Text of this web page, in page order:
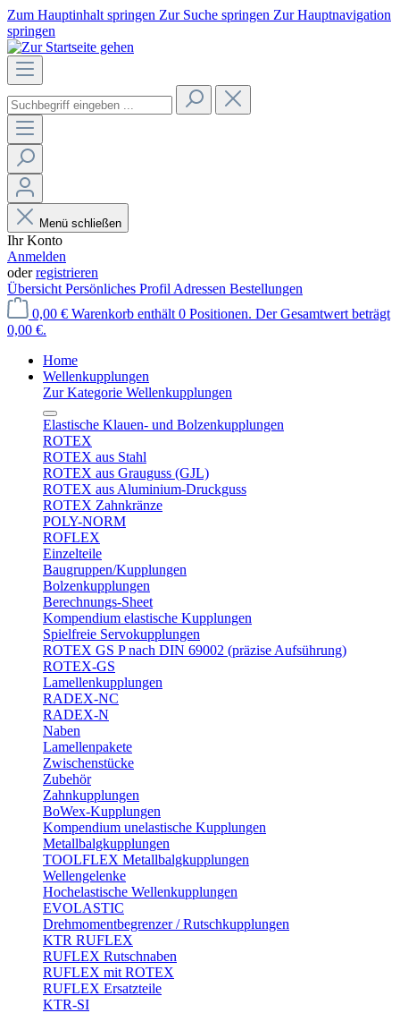
Zum Hauptinhalt springen Zur Suche springen Zur Hauptnavigation
springen
Menü schließen
Ihr Konto
Anmelden
oderregistrieren
Übersicht Persönliches Profil Adressen Bestellungen
0,00 € Warenkorb enthält 0 Positionen. Der Gesamtwert beträgt
0,00 €.
Home
Wellenkupplungen
Zur Kategorie Wellenkupplungen
Elastische Klauen- und Bolzenkupplungen
ROTEX
ROTEX aus Stahl
ROTEX aus Grauguss (GJL)
ROTEX aus Aluminium-Druckguss
ROTEX Zahnkränze
POLY-NORM
ROFLEX
Einzelteile
Baugruppen/Kupplungen
Bolzenkupplungen
Berechnungs-Sheet
Kompendium elastische Kupplungen
Spielfreie Servokupplungen
ROTEX GS P nach DIN 69002 (präzise Aufsührung)
ROTEX-GS
Lamellenkupplungen
RADEX-NC
RADEX-N
Naben
Lamellenpakete
Zwischenstücke
Zubehör
Zahnkupplungen
BoWex-Kupplungen
Kompendium unelastische Kupplungen
Metallbalgkupplungen
TOOLFLEX Metallbalgkupplungen
Wellengelenke
Hochelastische Wellenkupplungen
EVOLASTIC
Drehmomentbegrenzer / Rutschkupplungen
KTR RUFLEX
RUFLEX Rutschnaben
RUFLEX mit ROTEX
RUFLEX Ersatzteile
KTR-SI